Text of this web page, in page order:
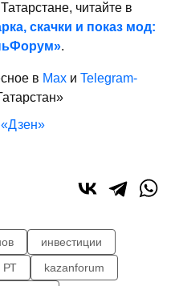
читайте в
скачки и показ мод:
.
в Max и Telegram-
«Дзен»
инвестиции
РТ
kazanforum